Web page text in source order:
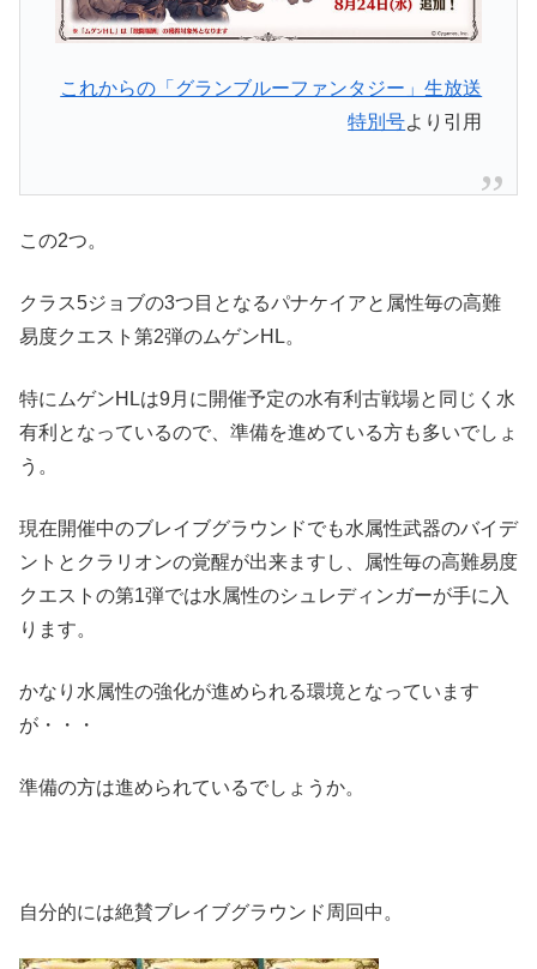
これからの「グランブルーファンタジー」生放送
特別号より引用
この2つ。
クラス5ジョブの3つ目となるパナケイアと属性毎の高難
易度クエスト第2弾のムゲンHL。
特にムゲンHLは9月に開催予定の水有利古戦場と同じく水
有利となっているので、準備を進めている方も多いでしょ
う。
現在開催中のブレイブグラウンドでも水属性武器のバイデ
ントとクラリオンの覚醒が出来ますし、属性毎の高難易度
クエストの第1弾では水属性のシュレディンガーが手に入
ります。
かなり水属性の強化が進められる環境となっています
が・・・
準備の方は進められているでしょうか。
自分的には絶賛ブレイブグラウンド周回中。